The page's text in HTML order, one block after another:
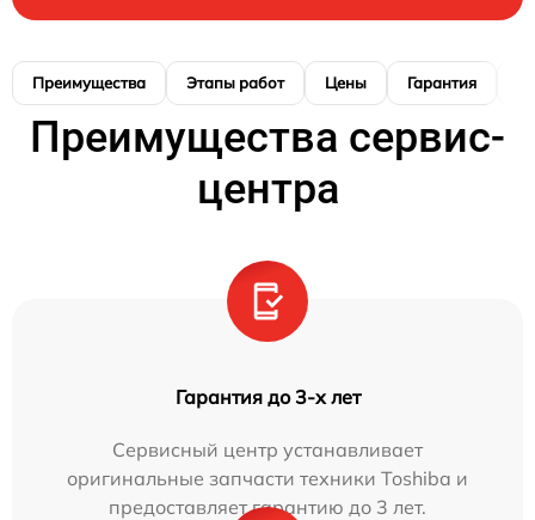
Преимущества Этапы работ Цены Гарантия
Преимущества сервис-
центра
Гарантия до 3-х лет
Сервисный центр устанавливает
оригинальные запчасти техники Toshiba и
предоставляет гарантию до 3 лет.